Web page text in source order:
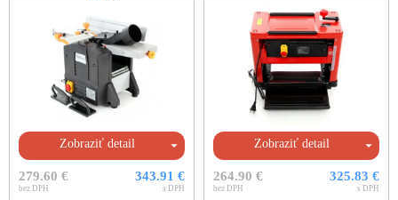
Zobraziť detail
279.60 €
bez DPH
343.91 €
s DPH
Zobraziť detail
264.90 €
bez DPH
325.83 €
s DPH